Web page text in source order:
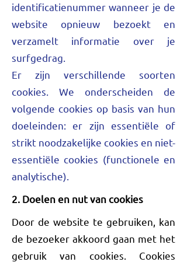
identificatienummer wanneer je de
website opnieuw bezoekt en
verzamelt informatie over je
surfgedrag.
Er zijn verschillende soorten
cookies. We onderscheiden de
volgende cookies op basis van hun
doeleinden: er zijn essentiële of
strikt noodzakelijke cookies en niet-
essentiële cookies (functionele en
analytische).
2. Doelen en nut van cookies
Door de website te gebruiken, kan
de bezoeker akkoord gaan met het
gebruik van cookies. Cookies